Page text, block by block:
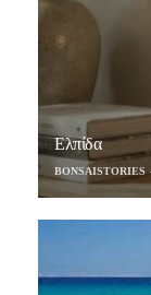
Ελπίδα
BONSAISTORIES